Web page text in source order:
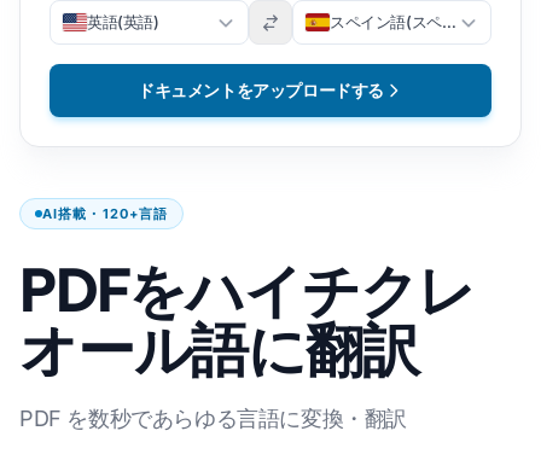
AI搭載・120+言語
PDFをハイチクレ
オール語に翻訳
PDF を数秒であらゆる言語に変換・翻訳
英語(英語) スペイン語(スペイン語)
ドキュメントをアップロードする